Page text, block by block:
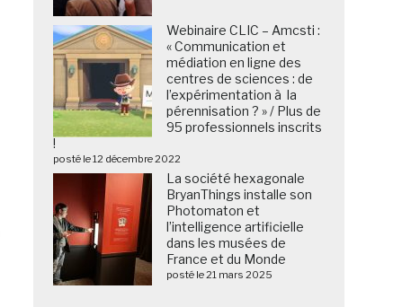
Webinaire CLIC – Amcsti :
« Communication et
médiation en ligne des
centres de sciences : de
l’expérimentation à la
pérennisation ? » / Plus de
95 professionnels inscrits
!
posté le 12 décembre 2022
La société hexagonale
BryanThings installe son
Photomaton et
l’intelligence artificielle
dans les musées de
France et du Monde
posté le 21 mars 2025